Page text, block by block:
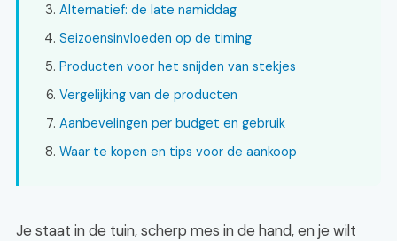
Alternatief: de late namiddag
Seizoensinvloeden op de timing
Producten voor het snijden van stekjes
Vergelijking van de producten
Aanbevelingen per budget en gebruik
Waar te kopen en tips voor de aankoop
Je staat in de tuin, scherp mes in de hand, en je wilt